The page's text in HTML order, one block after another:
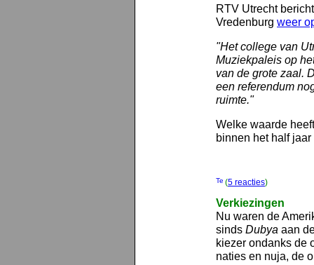
RTV Utrecht
Vredenburg weer
"Het college van
Muziekpaleis op
van de grote zaal.
een referendum
ruimte."
Welke waarde
binnen het half
(5 reacties)
Verkiezingen
Nu waren de
sinds Dubya aan
kiezer ondanks de
naties en nuja, de